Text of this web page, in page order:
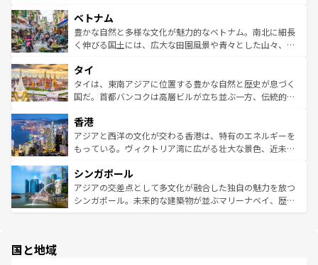
参照してほしい。
容にもいいと評判のスイーツなど、バラエティ豊かな料理
が味わえる。 なお、新着の台湾情報は コンテンツ一覧を参
照してほしい。
き、地方に足を延ばせば四季折々の自然美を楽しむことが
できる。そして、キムチや焼肉、絶品のストリートフード
まで、さまざまな韓国料理が待っている。夜には、韓国な
リティに包まれながら、韓国の多彩な魅力を心ゆくまで味
わってみてほしい。 なお、新着の韓国情報はコンテンツ一
覧を参照してほしい。
ベトナム
豊かな自然と多様な文化が魅力的なベトナム。南北に細長
く伸びる国土には、広大な田園風景や青々とした山々、世
急速な発展と共に伝統が息づく。ハノイの古い町並みやホ
ーチミン市のフランス統治時代の建物も、独特の雰囲気を
醸し出している。また、バラエティの豊かさとおいしさで
とつ。フォーやバインミー、ベトナムコーヒーなどは、ぜ
ひ現地で味わいたい。どの地域を訪れてもあたたかい人々
が旅行者を迎えてくれるので、きっと忘れられない旅にな
参照してほしい。
タイ
タイは、東南アジアに位置する豊かな自然と歴史が息づく
国だ。首都バンコクは高層ビルが立ち並ぶ一方、伝統的な
の活気が交差している。北部ではチェンマイなどの山岳地
帯で自然と触れ合い、南部ではプーケットやクラビの美し
いビーチでリゾート気分を楽しむことができる。タイ料理
激する。気候は一年中温暖で、どの季節にも異なる楽しみ
が待っている。親しみやすいタイの人々、仏教を中心とし
た文化、そして多様な観光資源が、訪れる旅人を魅了し続
香港
アジアと西洋の文化が交わる香港は、特有のエネルギーを
もっている。ヴィクトリア湾に広がる壮大な景色、近未来
み、どこを訪れても感動するはず。観光スポットが密集し
ており、効率よく見どころを回れるのも魅力。息をのむよ
うな絶景から文化的な体験まで、香港を存分に楽しみ尽く
シンガポール
アジアの交差点として多文化が融合した独自の魅力を放つ
シンガポール。未来的な建築物が並ぶマリーナベイ、歴史
国と地域